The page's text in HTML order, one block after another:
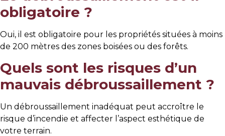
obligatoire ?
Oui, il est obligatoire pour les propriétés situées à moins
de 200 mètres des zones boisées ou des forêts.
Quels sont les risques d’un
mauvais débroussaillement ?
Un débroussaillement inadéquat peut accroître le
risque d’incendie et affecter l’aspect esthétique de
votre terrain.